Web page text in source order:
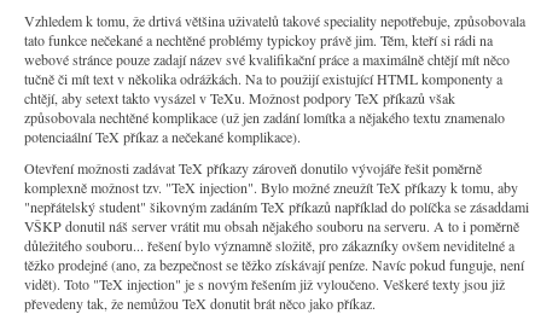
Vzhledem k tomu, že drtivá většina uživatelů takové speciality nepotřebuje, způsobovala
tato funkce nečekané a nechtěné problémy typickoy právě jim. Těm, kteří si rádi na
webové stránce pouze zadají název své kvalifikační práce a maximálně chtějí mít něco
tučně či mít text v několika odrážkách. Na to použijí existující HTML komponenty a
chtějí, aby setext takto vysázel v TeXu. Možnost podpory TeX příkazů však
způsobovala nechtěné komplikace (už jen zadání lomítka a nějakého textu znamenalo
potenciaální TeX příkaz a nečekané komplikace).
Otevření možnosti zadávat TeX příkazy zároveň donutilo vývojáře řešit poměrně
komplexně možnost tzv. "TeX injection". Bylo možné zneužít TeX příkazy k tomu, aby
"nepřátelský student" šikovným zadáním TeX příkazů například do políčka se zásaddami
VŠKP donutil náš server vrátit mu obsah nějakého souboru na serveru. A to i poměrně
důležitého souboru... řešení bylo významně složitě, pro zákazníky ovšem neviditelné a
těžko prodejné (ano, za bezpečnost se těžko získávají peníze. Navíc pokud funguje, není
vidět). Toto "TeX injection" je s novým řešením již vyloučeno. Veškeré texty jsou již
převedeny tak, že nemůžou TeX donutit brát něco jako příkaz.